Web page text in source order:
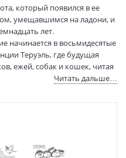
который появился в ее
умещавшимся на ладони, и
лет.
начинается в восьмидесятые
Теруэль, где будущая
ежей, собак и кошек, читая
наблюдая за полетом
любопытными
Читать дальше…